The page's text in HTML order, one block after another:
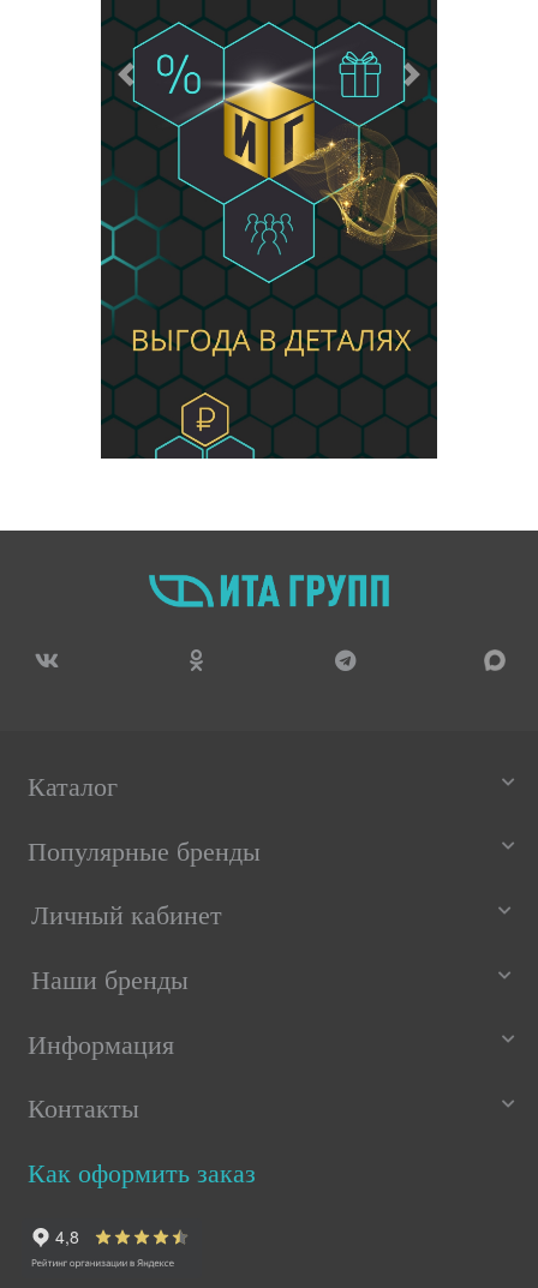
Предыдущий Следующий
Каталог
Популярные бренды
Личный кабинет
Наши бренды
Информация
Контакты
Как оформить заказ